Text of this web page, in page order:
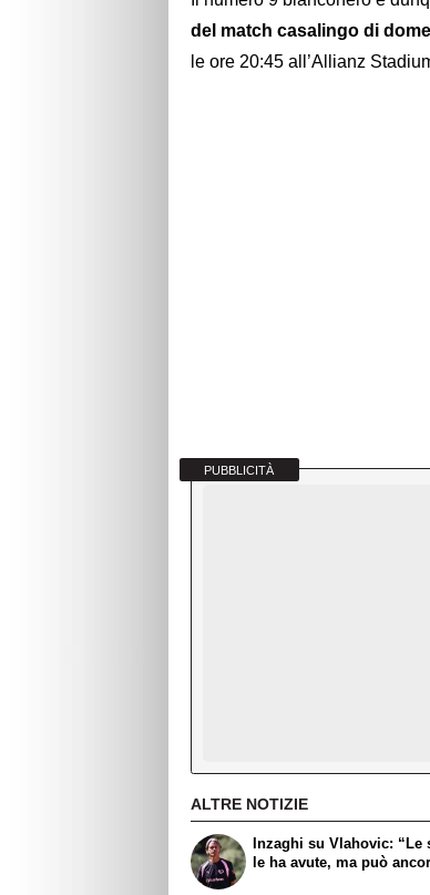
del match casalingo di
le ore 20:45 all’Allianz
PUBBLICITÀ
ALTRE NOTIZIE
Inzaghi su Vlahovic: “Le
le ha avute, ma può